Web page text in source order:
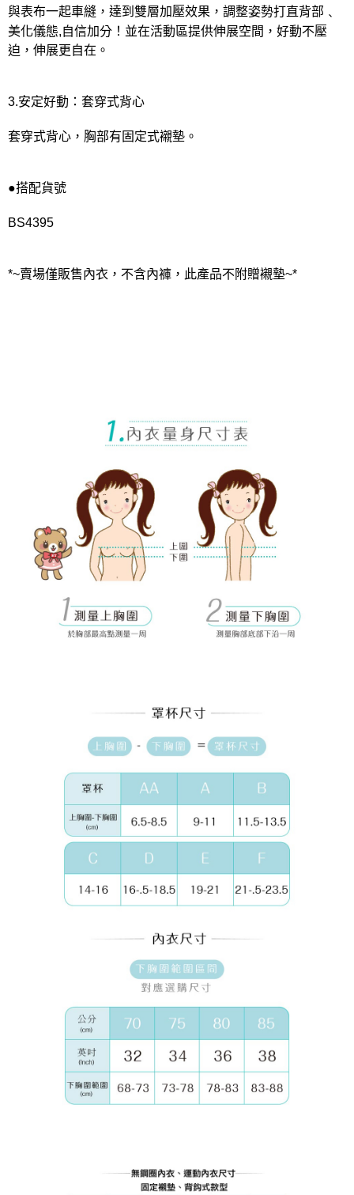
與表布一起車縫，達到雙層加壓效果，調整姿勢打直背部﹑
美化儀態,自信加分！並在活動區提供伸展空間，好動不壓
迫，伸展更自在。
3.安定好動：套穿式背心
套穿式背心，胸部有固定式襯墊。
●搭配貨號
BS4395
*~賣場僅販售內衣，不含內褲，此產品不附贈襯墊~*